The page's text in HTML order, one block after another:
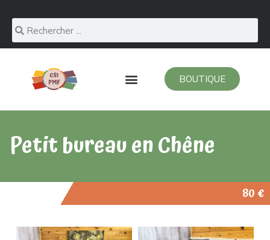
BOUTIQUE
Petit bureau en Chêne
80 €